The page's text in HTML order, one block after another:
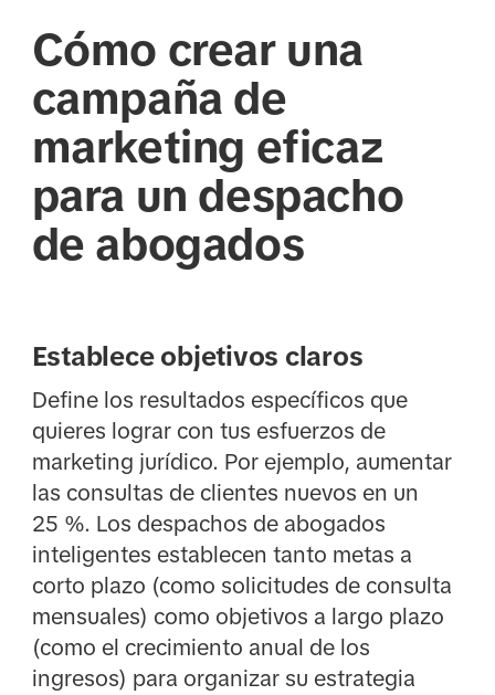
Cómo crear una
campaña de
marketing eficaz
para un despacho
de abogados
Establece objetivos claros
Define los resultados específicos que
quieres lograr con tus esfuerzos de
marketing jurídico. Por ejemplo, aumentar
las consultas de clientes nuevos en un
25 %. Los despachos de abogados
inteligentes establecen tanto metas a
corto plazo (como solicitudes de consulta
mensuales) como objetivos a largo plazo
(como el crecimiento anual de los
ingresos) para organizar su estrategia